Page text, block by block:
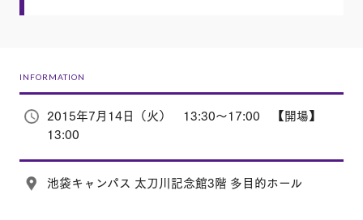
INFORMATION
2015年7月14日（火） 13:30～17:00 【開場】
13:00
池袋キャンパス 太刀川記念館3階 多目的ホール